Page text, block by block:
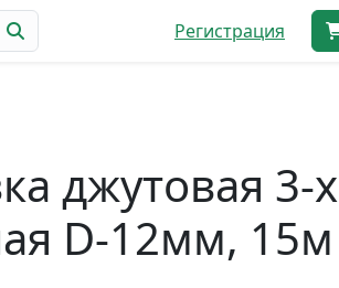
Регистрация
джутовая 3-х
D-12мм, 15м